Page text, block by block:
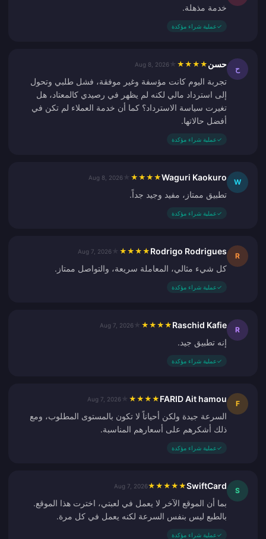
خدمة مذهلة.
✓عملية شراء مؤكدة
ح حسن ★
★
★
★
Aug 8, 2026
تجربة اليوم كانت مؤسفة وغير موفقة، فشل طلبي وتحول
إلى استرداد مالي لكنه لم يظهر في رصيدي كالمعتاد، هل
تغيرت سياسة الاسترداد؟ كما أن خدمة العملاء لم تكن في
أفضل حالاتها.
✓عملية شراء مؤكدة
W
Waguri Kaokuro
★
★
★
★
Aug 8, 2026
تطبيق ممتاز، مفيد وجيد جداً.
✓عملية شراء مؤكدة
R
Rodrigo Rodrigues
★
★
★
★
Aug 7, 2026
كل شيء مثالي، المعاملة سريعة، والتواصل ممتاز.
✓عملية شراء مؤكدة
R
Raschid Kafie
★
★
★
★
Aug 7, 2026
إنه تطبيق جيد.
✓عملية شراء مؤكدة
F
FARID Ait hamou
★
★
★
★
Aug 7, 2026
السرعة جيدة ولكن أحياناً لا تكون بالمستوى المطلوب، ومع
ذلك أشكرهم على أسعارهم المناسبة.
✓عملية شراء مؤكدة
S
SwiftCard
★
★
★
★
★
Aug 7, 2026
بما أن الموقع الآخر لا يعمل في لعبتي، اخترت هذا الموقع.
بالطبع ليس بنفس السرعة لكنه يعمل في كل مرة.
✓عملية شراء مؤكدة